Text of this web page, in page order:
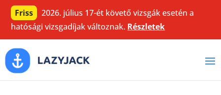
Friss
2026. július 17-ét követő vizsgák esetén a
hatósági vizsgadíjak változnak. Részletek